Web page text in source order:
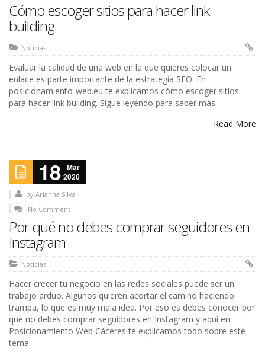
Cómo escoger sitios para hacer link
building
Noticias
Evaluar la calidad de una web en la que quieres colocar un
enlace es parte importante de la estrategia SEO. En
posicionamiento-web.eu te explicamos cómo escoger sitios
para hacer link building. Sigue leyendo para saber más.
Read More
18 Mar
2020
by Arianna Silva
No Comment
Por qué no debes comprar seguidores en
Instagram
Noticias
Hacer crecer tu negocio en las redes sociales puede ser un
trabajo arduo. Algunos quieren acortar el camino haciendo
trampa, lo que es muy mala idea. Por eso es debes conocer por
qué no debes comprar seguidores en Instagram y aquí en
Posicionamiento Web Cáceres te explicamos todo sobre este
tema.